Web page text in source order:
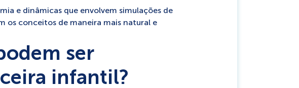
e dinâmicas que envolvem simulações de
os conceitos de maneira mais natural e
ser
infantil?